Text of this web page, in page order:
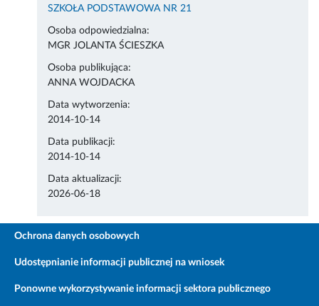
SZKOŁA PODSTAWOWA NR 21
Osoba odpowiedzialna:
MGR JOLANTA ŚCIESZKA
Osoba publikująca:
ANNA WOJDACKA
Data wytworzenia:
2014-10-14
Data publikacji:
2014-10-14
Data aktualizacji:
2026-06-18
Ochrona danych osobowych
Udostępnianie informacji publicznej na wniosek
Ponowne wykorzystywanie informacji sektora publicznego